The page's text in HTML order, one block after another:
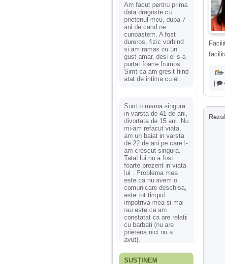
Am facut pentru prima
data dragoste cu
prietenul meu, dupa 7
ani de cand ne
cunoastem. A fost
dureros, fizic vorbind
si am ramas cu un
gust amar, desi el s-a
purtat foarte frumos.
Simt ca am gresit fiind
atat de intima cu el.
Sunt o mama singura
in varsta de 41 de ani,
divortata de 15 ani. Nu
mi-am refacut viata,
am un baiat in varsta
de 22 de ani pe care l-
am crescut singura.
Tatal lui nu a fost
foarte prezent in viata
lui . Problema mea
este ca nu avem o
comunicare deschisa,
este tot timpul
impotriva mea si mai
rau este ca am
constatat ca are relatii
cu barbati (nu are
prietena nici nu a
avut).
SUSȚINEM